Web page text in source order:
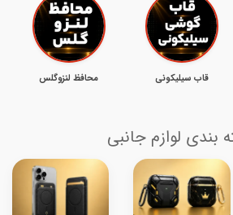
قاب سیلیکونی محافظ لنزوگلس
بندی لوازم جانبی